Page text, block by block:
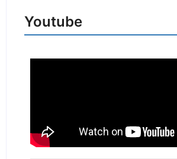
Youtube